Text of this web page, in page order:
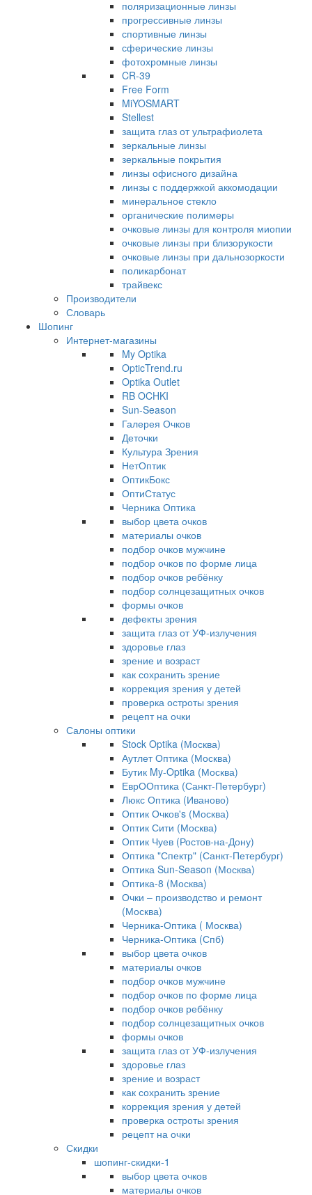
поляризационные линзы
прогрессивные линзы
спортивные линзы
сферические линзы
фотохромные линзы
CR-39
Free Form
MiYOSMART
Stellest
защита глаз от ультрафиолета
зеркальные линзы
зеркальные покрытия
линзы офисного дизайна
линзы с поддержкой аккомодации
минеральное стекло
органические полимеры
очковые линзы для контроля миопии
очковые линзы при близорукости
очковые линзы при дальнозоркости
поликарбонат
трайвекс
Производители
Словарь
Шопинг
Интернет-магазины
My Optika
OpticTrend.ru
Optika Outlet
RB OCHKI
Sun-Season
Галерея Очков
Деточки
Культура Зрения
НетОптик
ОптикБокс
ОптиСтатус
Черника Оптика
выбор цвета очков
материалы очков
подбор очков мужчине
подбор очков по форме лица
подбор очков ребёнку
подбор солнцезащитных очков
формы очков
дефекты зрения
защита глаз от УФ-излучения
здоровье глаз
зрение и возраст
как сохранить зрение
коррекция зрения у детей
проверка остроты зрения
рецепт на очки
Салоны оптики
Stock Optika (Москва)
Аутлет Оптика (Москва)
Бутик My-Optika (Москва)
ЕврООптика (Санкт-Петербург)
Люкс Оптика (Иваново)
Оптик Очков's (Москва)
Оптик Сити (Москва)
Оптик Чуев (Ростов-на-Дону)
Оптика "Спектр" (Санкт-Петербург)
Оптика Sun-Season (Москва)
Оптика-8 (Москва)
Очки – производство и ремонт
(Москва)
Черника-Оптика ( Москва)
Черника-Оптика (Спб)
выбор цвета очков
материалы очков
подбор очков мужчине
подбор очков по форме лица
подбор очков ребёнку
подбор солнцезащитных очков
формы очков
защита глаз от УФ-излучения
здоровье глаз
зрение и возраст
как сохранить зрение
коррекция зрения у детей
проверка остроты зрения
рецепт на очки
Скидки
шопинг-скидки-1
выбор цвета очков
материалы очков